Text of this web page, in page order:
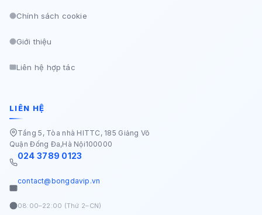
Chính sách cookie
Giới thiệu
Liên hệ hợp tác
LIÊN HỆ
Tầng 5, Tòa nhà HITTC, 185 Giảng Võ
Quận Đống Đa,Hà Nội100000
024 3789 0123
contact@bongdavip.vn
08:00–22:00 (Thứ 2–CN)